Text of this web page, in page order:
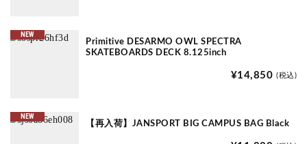
NEW
Primitive DESARMO OWL SPECTRA
SKATEBOARDS DECK 8.125inch
¥14,850 (税込)
NEW
【再入荷】JANSPORT BIG CAMPUS BAG Black